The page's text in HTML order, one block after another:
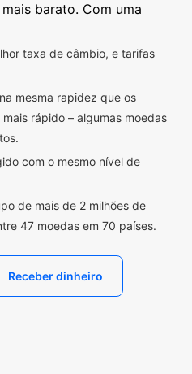
barato. Com uma
taxa de câmbio, e tarifas
mesma rapidez que os
rápido – algumas moedas
com o mesmo nível de
de mais de 2 milhões de
47 moedas em 70 países.
Receber dinheiro